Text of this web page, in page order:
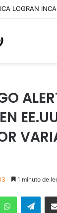
1 minuto de
WhatsApp